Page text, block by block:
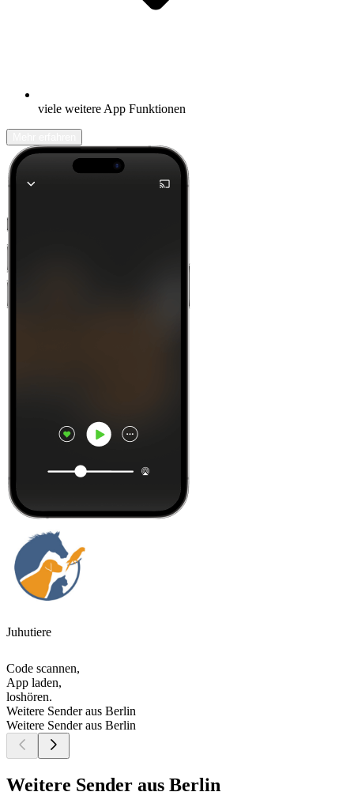
viele weitere App Funktionen
Juhutiere
Code scannen,
App laden,
loshören.
Weitere Sender aus Berlin
Weitere Sender aus Berlin
Weitere Sender aus Berlin